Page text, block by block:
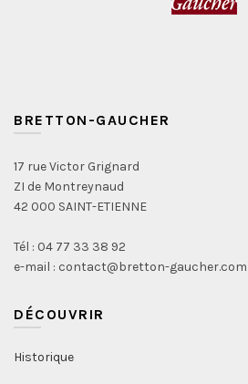
BRETTON-GAUCHER
17 rue Victor Grignard
ZI de Montreynaud
42 000 SAINT-ETIENNE
Tél : 04 77 33 38 92
e-mail : contact@bretton-gaucher.com
DÉCOUVRIR
Historique